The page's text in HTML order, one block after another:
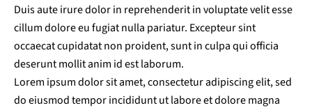
Duis aute irure dolor in reprehenderit in voluptate velit esse
cillum dolore eu fugiat nulla pariatur. Excepteur sint
occaecat cupidatat non proident, sunt in culpa qui officia
deserunt mollit anim id est laborum.
Lorem ipsum dolor sit amet, consectetur adipiscing elit, sed
do eiusmod tempor incididunt ut labore et dolore magna